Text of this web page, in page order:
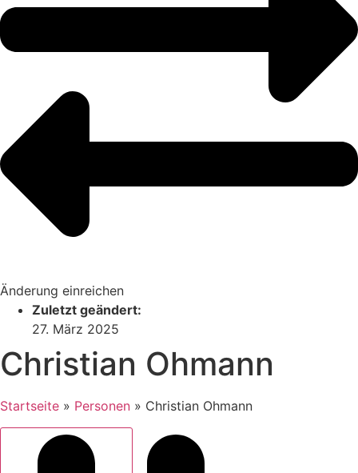
Änderung einreichen
Zuletzt geändert:
27. März 2025
Christian Ohmann
Startseite » Personen » Christian Ohmann